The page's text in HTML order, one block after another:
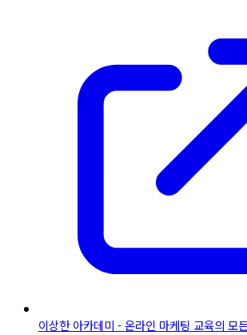
이상한 아카데미 - 온라인 마케팅 교육의 모